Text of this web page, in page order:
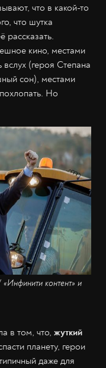
что в какой-то
что шутка
рассказать.
кино, местами
(героя Степана
сон), местами
Но
контент» и
в том, что, жуткий
планету, герои
даже для